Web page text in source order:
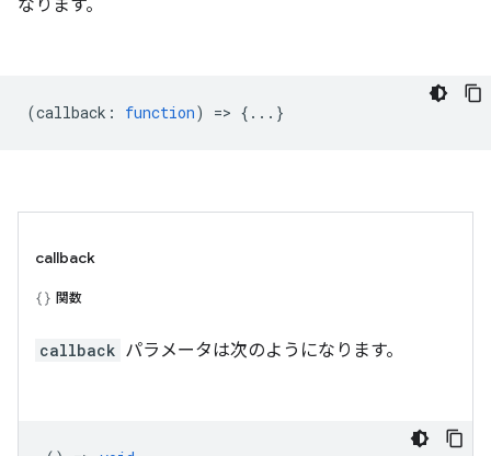
なります。
(callback : function) => {...}
callback
関数
callback パラメータは次のようになります。